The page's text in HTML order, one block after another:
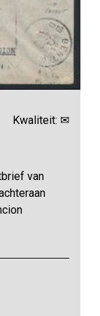
Kwaliteit: ✉
van